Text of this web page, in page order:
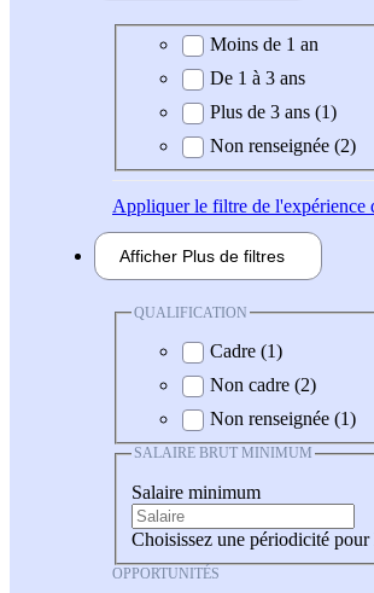
Expérience demandée
Moins de 1 an
De 1 à 3 ans
Plus de 3 ans (1)
Non renseignée (2)
Appliquerle filtre de l'expérience
Afficher Plus de filtres
QUALIFICATION
Cadre (1)
Non cadre (2)
Non renseignée (1)
SALAIRE BRUT MINIMUM
Salaire minimum
Choisissez une périodicité pour
OPPORTUNITÉS